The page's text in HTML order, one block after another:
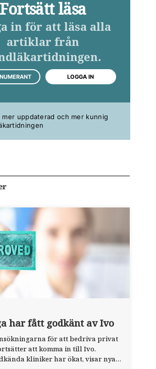
Fortsätt läsa
in för att läsa alla
artiklar från
LOGGA IN
mer uppdaterad och mer kunnig
har fått godkänt av Ivo
för att bedriva privat
att komma in till Ivo.
kliniker har ökat, visar nya